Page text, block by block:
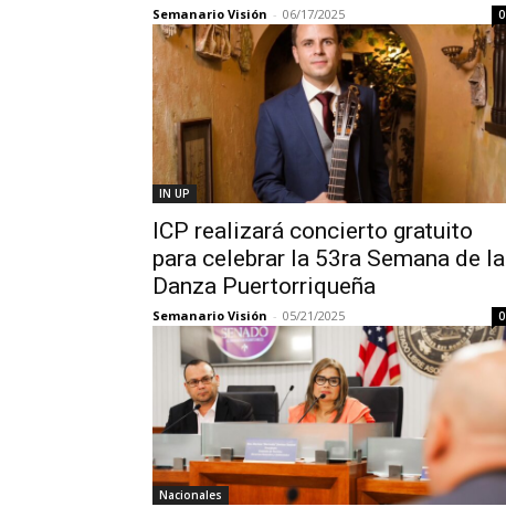
Semanario Visión - 06/17/2025 0
IN UP
ICP realizará concierto gratuito
para celebrar la 53ra Semana de la
Danza Puertorriqueña
Semanario Visión - 05/21/2025 0
Nacionales